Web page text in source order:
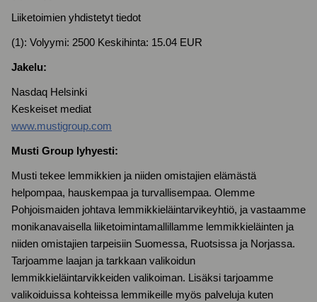
Liiketoimien yhdistetyt tiedot
(1): Volyymi: 2500 Keskihinta: 15.04 EUR
Jakelu:
Nasdaq Helsinki
Keskeiset mediat
www.mustigroup.com
Musti Group lyhyesti:
Musti tekee lemmikkien ja niiden omistajien elämästä
helpompaa, hauskempaa ja turvallisempaa. Olemme
Pohjoismaiden johtava lemmikkieläintarvikeyhtiö, ja vastaamme
monikanavaisella liiketoimintamallillamme lemmikkieläinten ja
niiden omistajien tarpeisiin Suomessa, Ruotsissa ja Norjassa.
Tarjoamme laajan ja tarkkaan valikoidun
lemmikkieläintarvikkeiden valikoiman. Lisäksi tarjoamme
valikoiduissa kohteissa lemmikeille myös palveluja kuten